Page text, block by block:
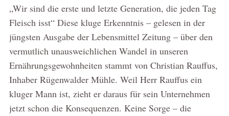
„Wir sind die erste und letzte Generation, die jeden Tag
Fleisch isst“ Diese kluge Erkenntnis – gelesen in der
jüngsten Ausgabe der Lebensmittel Zeitung – über den
vermutlich unausweichlichen Wandel in unseren
Ernährungsgewohnheiten stammt von Christian Rauffus,
Inhaber Rügenwalder Mühle. Weil Herr Rauffus ein
kluger Mann ist, zieht er daraus für sein Unternehmen
jetzt schon die Konsequenzen. Keine Sorge – die